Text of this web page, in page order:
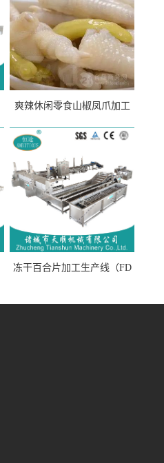
爽辣休闲零食山椒凤爪加工
流水线）
冻干百合片加工生产线（FD
线）